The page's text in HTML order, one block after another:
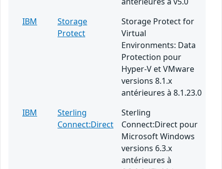
IBM
Storage
Protect
Storage Protect for
Virtual
Environments: Data
Protection pour
Hyper-V et VMware
versions 8.1.x
antérieures à 8.1.23.0
IBM
Sterling
Connect:Direct
Sterling
Connect:Direct pour
Microsoft Windows
versions 6.3.x
antérieures à